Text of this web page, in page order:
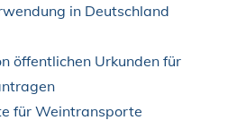
in Deutschland
öffentlichen Urkunden für
für Weintransporte